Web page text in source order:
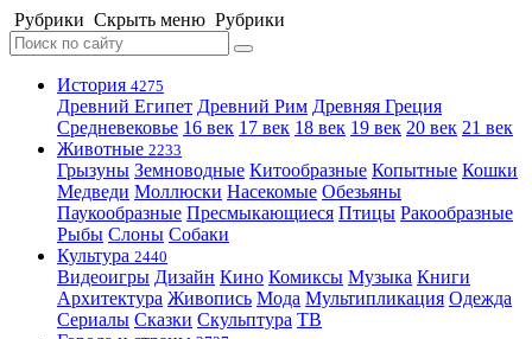
Рубрики Скрыть меню Рубрики
История 4275
Древний Египет Древний Рим Древняя Греция
Средневековье 16 век 17 век 18 век 19 век 20 век 21 век
Животные 2233
Грызуны Земноводные Китообразные Копытные Кошки
Медведи Моллюски Насекомые Обезьяны
Паукообразные Пресмыкающиеся Птицы Ракообразные
Рыбы Слоны Собаки
Культура 2440
Видеоигры Дизайн Кино Комиксы Музыка Книги
Архитектура Живопись Мода Мультипликация Одежда
Сериалы Сказки Скульптура ТВ